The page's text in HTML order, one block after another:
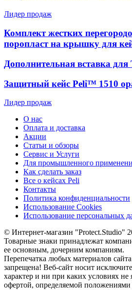
Лидер продаж
Комплект жестких
поропласт на крышку для
Дополнительная вставка
Защитный кейс Peli™ 1510
Лидер продаж
О нас
Оплата и доставка
Акции
Статьи и обзоры
Сервис и Услуги
Для промышленного
Как сделать заказ
Все о кейсах Peli
Контакты
Политика конфиденциальности
Использование Cookies
Использование персональных
© Интернет-магазин "Protect.Studio"
Товарные знаки принадлежат
ее основным, дочерним компаниям.
Перепечатка любых материалов
запрещена! Веб-сайт носит
характер и ни при каких условиях не
офертой, определяемой